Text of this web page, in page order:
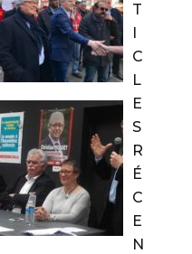
T
I
C
L
E
S
R
É
C
E
N